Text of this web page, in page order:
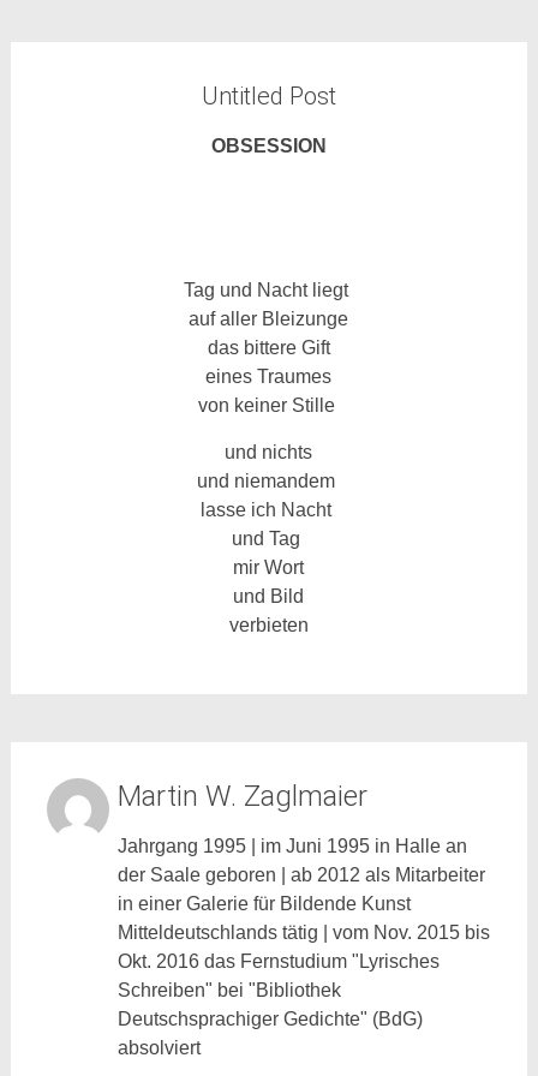
Untitled Post
OBSESSION
Tag und Nacht liegt
auf aller Bleizunge
das bittere Gift
eines Traumes
von keiner Stille
und nichts
und niemandem
lasse ich Nacht
und Tag
mir Wort
und Bild
verbieten
Martin W. Zaglmaier
Jahrgang 1995 | im Juni 1995 in Halle an
der Saale geboren | ab 2012 als Mitarbeiter
in einer Galerie für Bildende Kunst
Mitteldeutschlands tätig | vom Nov. 2015 bis
Okt. 2016 das Fernstudium "Lyrisches
Schreiben" bei "Bibliothek
Deutschsprachiger Gedichte" (BdG)
absolviert